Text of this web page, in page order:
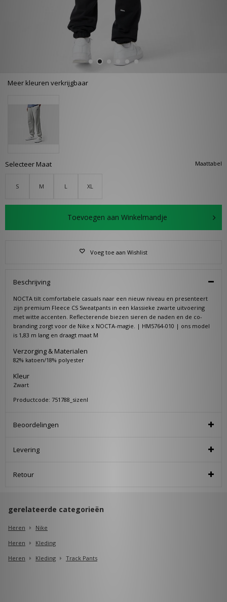
Meer kleuren verkrijgbaar
Maattabel
Selecteer Maat
S M L XL
Toevoegen aan Winkelmandje
Voeg toe aan Wishlist
Beschrijving
NOCTA tilt comfortabele casuals naar een nieuw niveau en presenteert
zijn premium Fleece CS Sweatpants in een klassieke zwarte uitvoering
met witte accenten. Reflecterende biezen sieren de naden en de co-
branding zorgt voor de Nike x NOCTA-magie. | HM5764-010 | ons model
is 1,83 m lang en draagt maat M
Verzorging & Materialen
82% katoen/18% polyester
Kleur
Zwart
Productcode: 751788_sizenl
Beoordelingen
Levering
Retour
gerelateerde categorieën
Heren
Nike
Heren
Kleding
Heren
Kleding Track Pants